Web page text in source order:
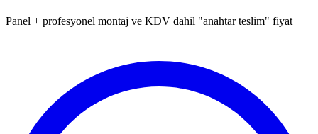
Panel + profesyonel montaj ve KDV dahil "anahtar teslim" fiyat